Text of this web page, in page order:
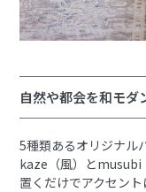
自然や都会を和モダ
5種類あるオリジナル
kaze（風）とmusubi
置くだけでアクセント